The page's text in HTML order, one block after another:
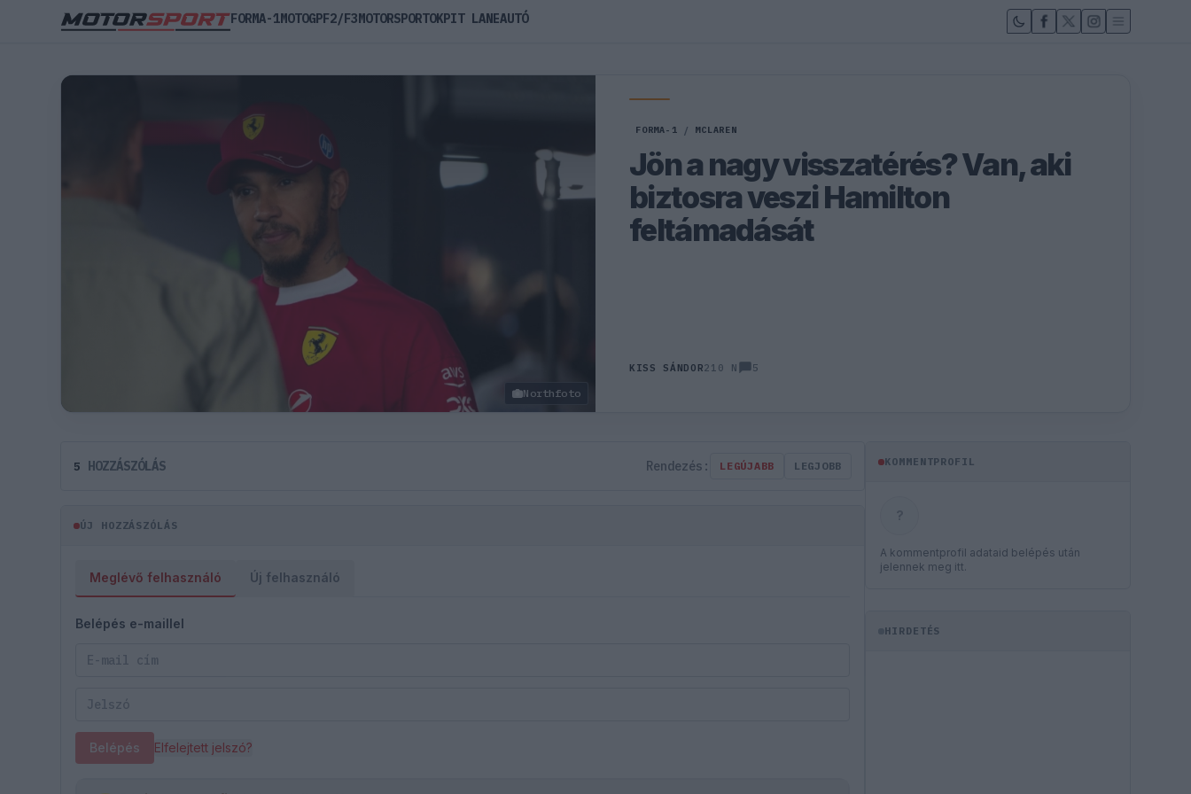
Northfoto
FORMA-1 / MCLAREN
Jön a nagy visszatérés? Van, aki
biztosra veszi Hamilton
feltámadását
KISS SÁNDOR210 N 5
5 HOZZÁSZÓLÁS Rendezés: LEGÚJABB LEGJOBB
ÚJ HOZZÁSZÓLÁS
Meglévő felhasználó Új felhasználó
Belépés e-maillel
Belépés Elfelejtett jelszó?
KOMMENTPROFIL
A kommentprofil adataid belépés után
jelennek meg itt.
HIRDETÉS
FORMA-1MOTOGPF2/F3MOTORSPORTOKPIT LANEAUTÓ